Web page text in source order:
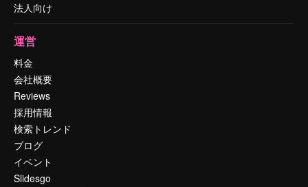
法人向け
運営
料金
会社概要
Reviews
採用情報
検索トレンド
ブログ
イベント
Slidesgo